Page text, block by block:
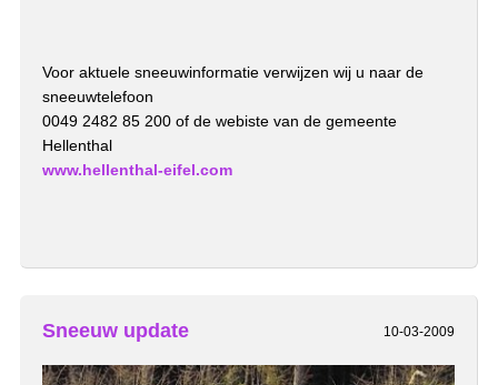
Voor aktuele sneeuwinformatie verwijzen wij u naar de
sneeuwtelefoon
0049 2482 85 200 of de webiste van de gemeente
Hellenthal
www.hellenthal-eifel.com
10-03-2009
Sneeuw update